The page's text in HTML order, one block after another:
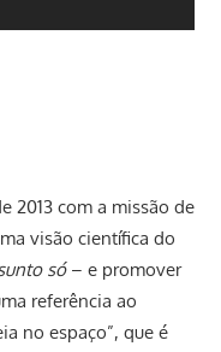
2013 com a missão de
visão científica do
só– e promover
referência ao
no espaço”, que é